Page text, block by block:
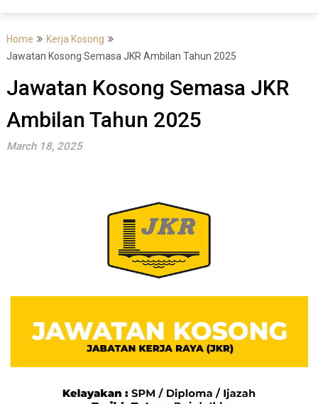
Home
Kerja Kosong
Jawatan Kosong Semasa JKR Ambilan Tahun 2025
Jawatan Kosong Semasa JKR
Ambilan Tahun 2025
March 18, 2025